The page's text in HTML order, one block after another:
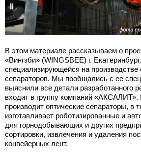
В этом материале рассказываем о
«Вингзби» (WINGSBEE) г. Екатеринбург,
специализирующейся на производстве
сепараторов. Мы пообщались с ее
выяснили все детали разработанного
входит в группу компаний «АКСАЛИТ».
производит оптические сепараторы, в
изготавливает роботизированные и
для горнодобывающих и других
сортировки, извлечения и удаления
конвейерных лент.